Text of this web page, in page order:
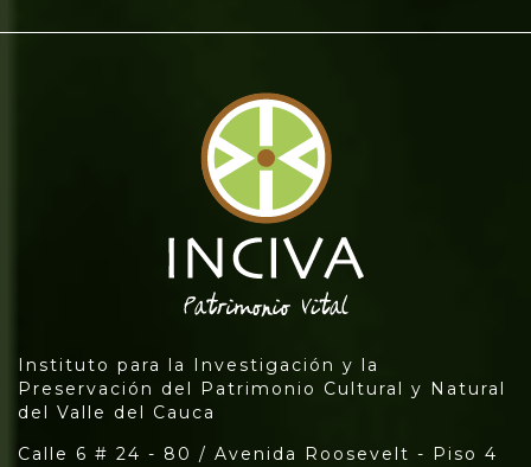
Instituto para la Investigación y la
Preservación del Patrimonio Cultural y Natural
del Valle del Cauca
Calle 6 # 24 - 80 / Avenida Roosevelt - Piso 4